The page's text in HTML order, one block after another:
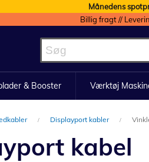
Månedens
Billig fragt //
& Booster Værktøj
Displayport kabler
kabel